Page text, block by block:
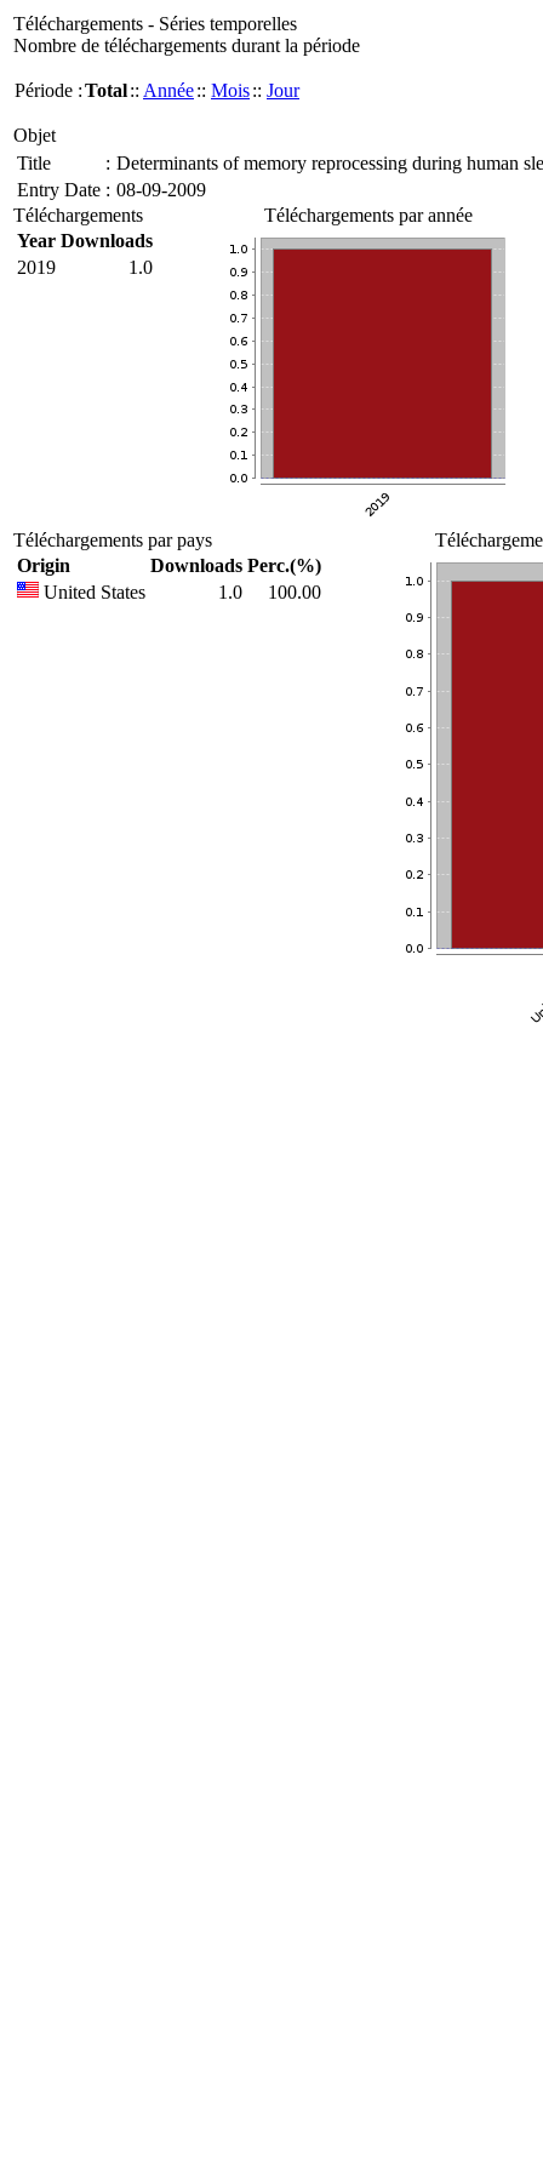
Téléchargements - Séries temporelles
Nombre de téléchargements durant la période
Période :Total:: Année:: Mois:: Jour
Objet
Title
: Determinants of memory reprocessing during human
Entry Date : 08-09-2009
Téléchargements
Year Downloads
2019
1.0
Téléchargements par année
Téléchargements par pays
Origin
Downloads Perc.(%)
United States
1.0 100.00